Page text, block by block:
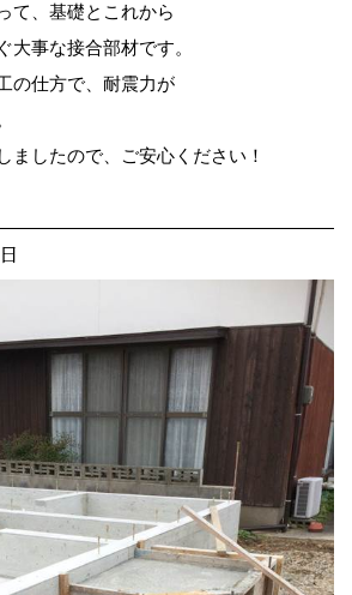
て、基礎とこれから
大事な接合部材です。
の仕方で、耐震力が
ましたので、ご安心ください！